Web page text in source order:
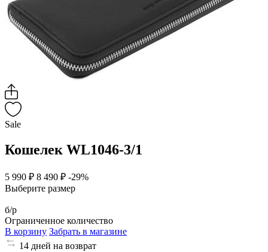
Sale
Кошелек WL1046-3/1
5 990 ₽ 8 490 ₽ -29%
Выберите размер
б/р
Ограниченное количество
В корзину Забрать в магазине
14 дней на возврат